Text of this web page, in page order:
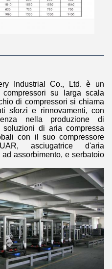
Industrial Co., Ltd. è un
su larga scala
di compressori si chiama
sforzi e rinnovamenti, con
nella produzione di
soluzioni di aria compressa
con il suo compressore
asciugatrice d'aria
assorbimento, e serbatoio